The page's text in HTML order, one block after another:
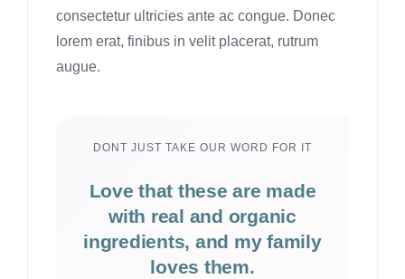
consectetur ultricies ante ac congue. Donec
lorem erat, finibus in velit placerat, rutrum
augue.
DONT JUST TAKE OUR WORD FOR IT
Love that these are made
with real and organic
ingredients, and my family
loves them.